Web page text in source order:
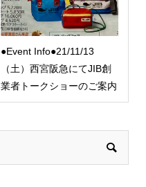
●Event Info●21/11/13
（土）西宮阪急にてJIB創
業者トークショーのご案内